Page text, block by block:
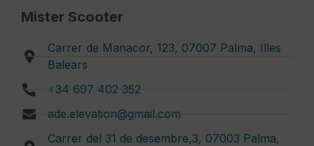
Mister Scooter
Carrer de Manacor, 123, 07007 Palma, Illes
Balears
+34 697 402 352
ade.elevation@gmail.com
Carrer del 31 de desembre,3, 07003 Palma,